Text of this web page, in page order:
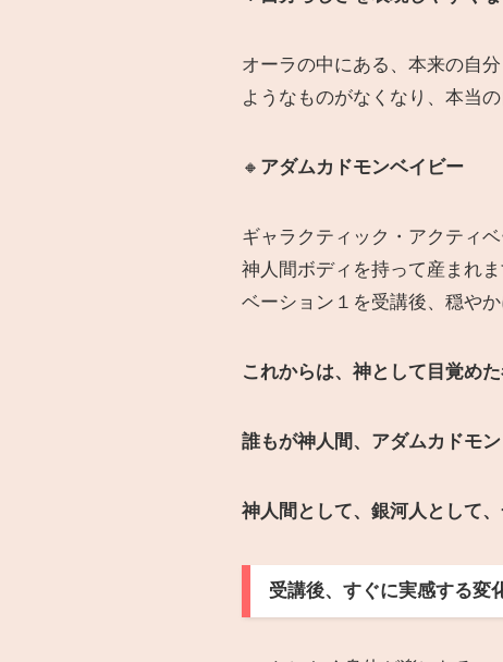
オーラの中にある、本来の自
ようなものがなくなり、本当
🔸 アダムカドモンベイビー
ギャラクティック・アクティ
神人間ボディを持って産まれ
ベーション１を受講後、穏やか
これからは、神として目覚め
誰もが神人間、アダムカドモ
神人間として、銀河人として
受講後、すぐに実感する変